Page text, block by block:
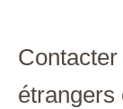
étrangers